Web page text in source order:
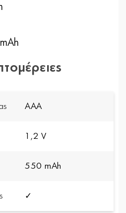
AAA
1,2 V
550 mAh
✓